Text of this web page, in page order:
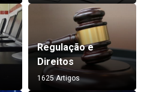
Regulação e
Direitos
1625 Artigos